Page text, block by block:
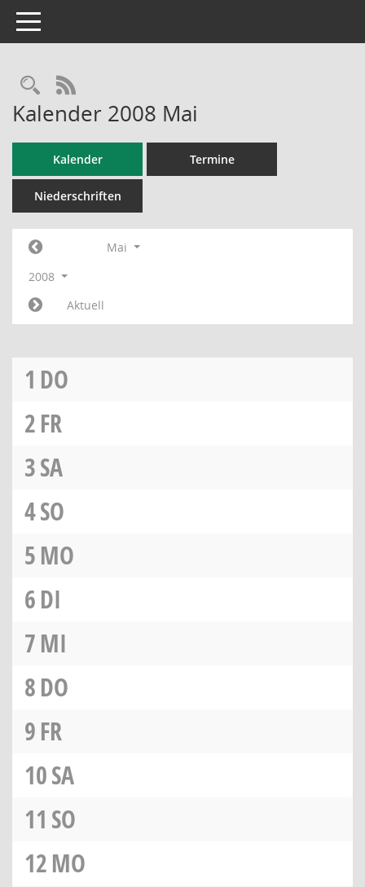
Toggle navigation
RSS-Feed
Kalender 2008 Mai
Kalender Termine
Niederschriften
Mai
2008
Aktuell
1 DO
2FR
3SA
4SO
5MO
6DI
7MI
8DO
9FR
10SA
11 SO
12MO